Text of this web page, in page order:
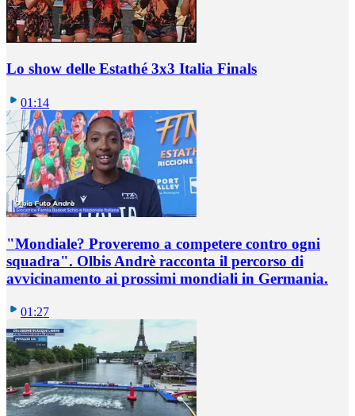
Lo show delle Estathé 3x3 Italia Finals
01:14
"Mondiale? Proveremo a competere contro ogni
squadra". Olbis Andrè racconta il percorso di
avvicinamento ai prossimi mondiali in Germania.
01:27